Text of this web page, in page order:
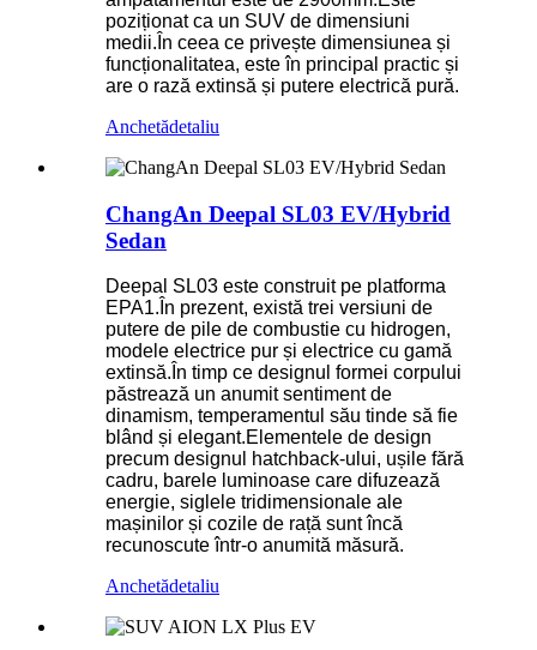
poziționat ca un SUV de dimensiuni
medii.În ceea ce privește dimensiunea și
funcționalitatea, este în principal practic și
are o rază extinsă și putere electrică pură.
Anchetădetaliu
ChangAn Deepal SL03 EV/Hybrid
Sedan
Deepal SL03 este construit pe platforma
EPA1.În prezent, există trei versiuni de
putere de pile de combustie cu hidrogen,
modele electrice pur și electrice cu gamă
extinsă.În timp ce designul formei corpului
păstrează un anumit sentiment de
dinamism, temperamentul său tinde să fie
blând și elegant.Elementele de design
precum designul hatchback-ului, ușile fără
cadru, barele luminoase care difuzează
energie, siglele tridimensionale ale
mașinilor și cozile de rață sunt încă
recunoscute într-o anumită măsură.
Anchetădetaliu